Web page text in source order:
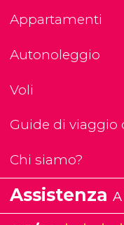
Appartamenti
Autonoleggio
Voli
Guide di viaggio
Chi siamo?
Assistenza